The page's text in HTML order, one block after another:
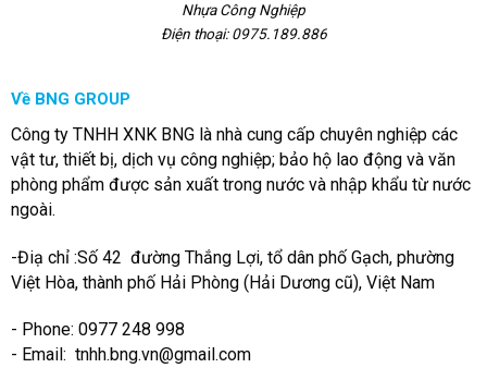
Nhựa Công Nghiệp
Điện thoại: 0975.189.886
Về BNG GROUP
Công ty TNHH XNK BNG là nhà cung cấp chuyên nghiệp các
vật tư, thiết bị, dịch vụ công nghiệp; bảo hộ lao động và văn
phòng phẩm được sản xuất trong nước và nhập khẩu từ nước
ngoài.
-Điạ chỉ :Số 42 đường Thắng Lợi, tổ dân phố Gạch, phường
Việt Hòa, thành phố Hải Phòng (Hải Dương cũ), Việt Nam
- Phone: 0977 248 998
- Email: tnhh.bng.vn@gmail.com